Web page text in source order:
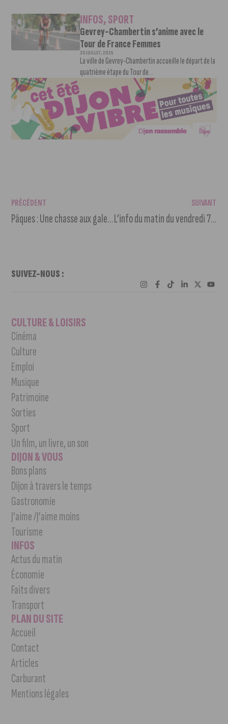
INFOS,SPORT
Gevrey-Chambertin s’anime avec le
Tour de France Femmes
30 JUILLET, 2026
La ville de Gevrey-Chambertin accueille le départ de la
quatrième étape du Tour de...
PRÉCÉDENT
Pâques : Une chasse aux galets et des cadeaux à la clé à Dijon
SUIVANT
L’info du matin du vendredi 7 avril 2023
SUIVEZ-NOUS :
CULTURE & LOISIRS
Cinéma
Culture
Emploi
Musique
Patrimoine
Sorties
Sport
Un film, un livre, un son
DIJON & VOUS
Bons plans
Dijon à travers le temps
Gastronomie
J’aime /J’aime moins
Tourisme
INFOS
Actus du matin
Économie
Faits divers
Transport
PLAN DU SITE
Accueil
Contact
Articles
Carburant
Mentions légales